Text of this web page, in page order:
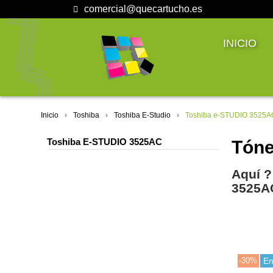
comercial@quecartucho.es
INICIO
Inicio Toshiba Toshiba E-Studio Toshiba e-STUDIO
Toshiba E-STUDIO 3525AC
Aquí
-30%